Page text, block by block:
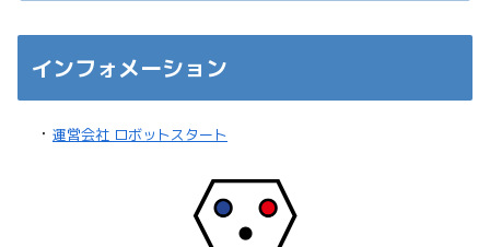
インフォメーション
・ 運営会社 ロボットスタート